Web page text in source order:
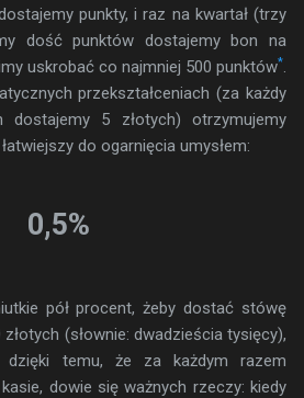
punkty, i raz na kwartał (trzy
dość punktów dostajemy bon na
uskrobać co najmniej 500 punktów*
przekształceniach (za każdy
dostajemy 5 złotych) otrzymujemy
do ogarnięcia umysłem:
0,5%
pół procent, żeby dostać stówę
(słownie: dwadzieścia tysięcy),
dzięki temu, że za każdym razem
dowie się ważnych rzeczy: kiedy